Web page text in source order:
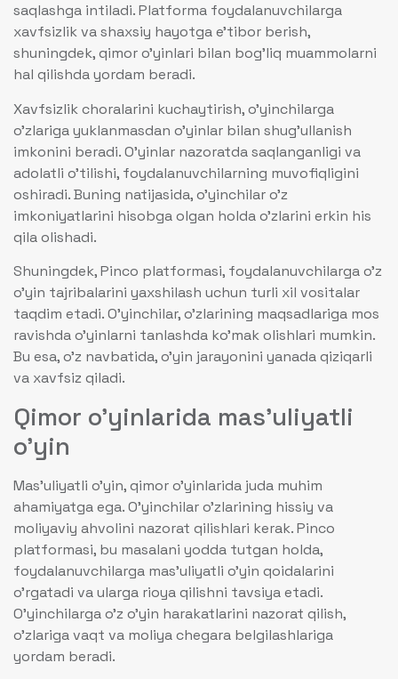
saqlashga intiladi. Platforma foydalanuvchilarga
xavfsizlik va shaxsiy hayotga e’tibor berish,
shuningdek, qimor o’yinlari bilan bog’liq muammolarni
hal qilishda yordam beradi.
Xavfsizlik choralarini kuchaytirish, o’yinchilarga
o’zlariga yuklanmasdan o’yinlar bilan shug’ullanish
imkonini beradi. O’yinlar nazoratda saqlanganligi va
adolatli o’tilishi, foydalanuvchilarning muvofiqligini
oshiradi. Buning natijasida, o’yinchilar o’z
imkoniyatlarini hisobga olgan holda o’zlarini erkin his
qila olishadi.
Shuningdek, Pinco platformasi, foydalanuvchilarga o’z
o’yin tajribalarini yaxshilash uchun turli xil vositalar
taqdim etadi. O’yinchilar, o’zlarining maqsadlariga mos
ravishda o’yinlarni tanlashda ko’mak olishlari mumkin.
Bu esa, o’z navbatida, o’yin jarayonini yanada qiziqarli
va xavfsiz qiladi.
Qimor o’yinlarida mas’uliyatli
o’yin
Mas’uliyatli o’yin, qimor o’yinlarida juda muhim
ahamiyatga ega. O’yinchilar o’zlarining hissiy va
moliyaviy ahvolini nazorat qilishlari kerak. Pinco
platformasi, bu masalani yodda tutgan holda,
foydalanuvchilarga mas’uliyatli o’yin qoidalarini
o’rgatadi va ularga rioya qilishni tavsiya etadi.
O’yinchilarga o’z o’yin harakatlarini nazorat qilish,
o’zlariga vaqt va moliya chegara belgilashlariga
yordam beradi.